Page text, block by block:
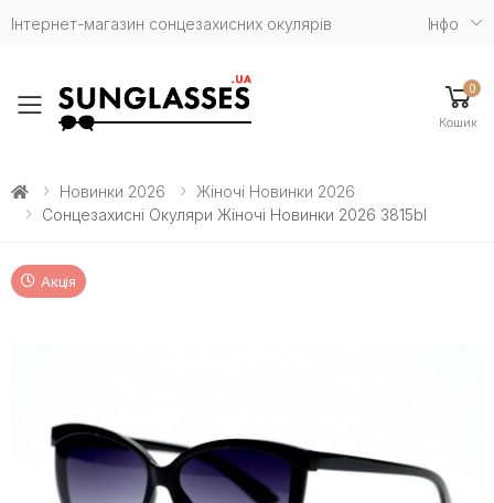
Інтернет-магазин сонцезахисних окулярів Iнфо
Toggle mobile menu
0
Кошик
Новинки 2026
Жіночі Новинки 2026
Сонцезахисні Окуляри Жіночі Новинки 2026 3815bl
Акція